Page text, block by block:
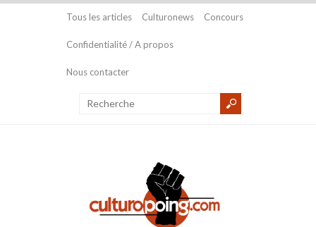
Tous les articles Culturonews Concours
Confidentialité / A propos
Nous contacter